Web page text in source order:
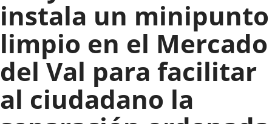
instala un minipunto
limpio en el Mercado
del Val para facilitar
al ciudadano la